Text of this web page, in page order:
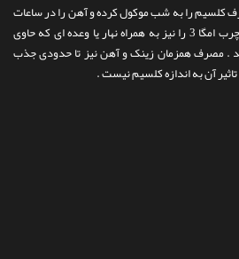
کلسیم را به شب موکول کرده و آهن را در ساعات
اولیه روز استفاده کنیم . اسید چرب امگا 3 را نیز به همراه نهار یا وعده ای که حاوی
. مصرف همزمان زینک و آهن نیز تا حدودی جذب
آن به اندازه کلسیم نیست .